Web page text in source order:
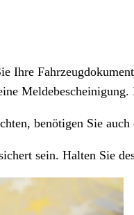
Ihre
benötigen Sie
sein. Halten Sie